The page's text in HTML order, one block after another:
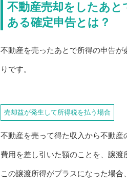
不動産売却をしたあ
ある確定申告とは？
不動産を売ったあとで所得の申告が
りです。
売却益が発生して所得税を払う場合
不動産を売って得た収入から不動産
費用を差し引いた額のことを、譲渡
この譲渡所得がプラスになった場